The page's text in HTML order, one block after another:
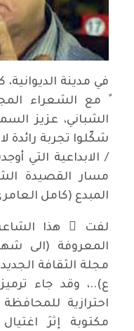
في مدينة
مع الشعراء
الشباني، عزيز
شكّلوا تجربة رائدة
/ الابداعية التي
مسار القصيدة
المبدع (كامل
لفت َ هذا الشاعر
المعروفة (الى
مجلة الثقافة
ع)..، وقد جاء
احترازية
مكتوبة إثرَ